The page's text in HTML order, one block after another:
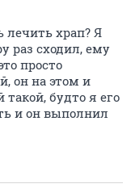
лечить храп? Я
раз сходил, ему
просто
он на этом и
будто я его
и он выполнил